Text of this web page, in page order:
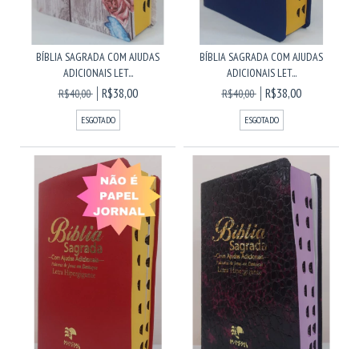
BÍBLIA SAGRADA COM AJUDAS
ADICIONAIS LET...
R$40,00
R$38,00
ESGOTADO
BÍBLIA SAGRADA COM AJUDAS
ADICIONAIS LET...
R$40,00
R$38,00
ESGOTADO